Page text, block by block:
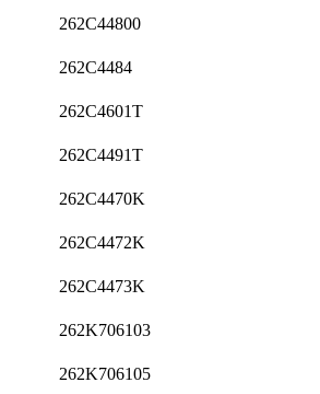
262C44800
262C4484
262C4601T
262C4491T
262C4470K
262C4472K
262C4473K
262K706103
262K706105